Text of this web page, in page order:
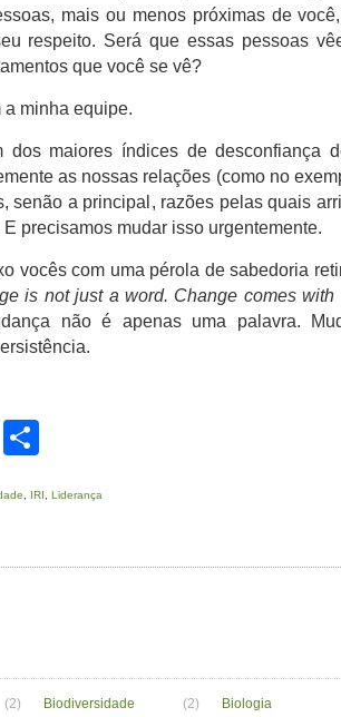
mais ou menos próximas de
respeito. Será que essas pessoas
que você se vê?
a minha equipe.
dos maiores índices de desconfiança
as nossas relações (como no
senão a principal, razões pelas quais
precisamos mudar isso urgentemente.
vocês com uma pérola de sabedoria
is not just a word. Change comes with
não é apenas uma palavra.
Email
IRI Liderança
(2) Biodiversidade (2) Biologia